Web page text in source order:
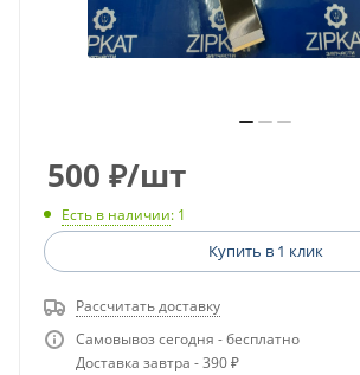
500 ₽/шт
Есть в наличии: 1
Купить в 1 клик
Рассчитать доставку
Самовывоз сегодня - бесплатно
Доставка завтра - 390 ₽